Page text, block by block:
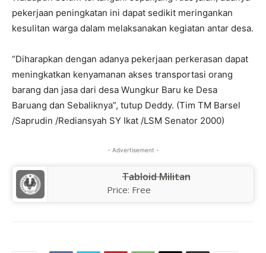
pekerjaan peningkatan ini dapat sedikit meringankan
kesulitan warga dalam melaksanakan kegiatan antar desa.
“Diharapkan dengan adanya pekerjaan perkerasan dapat
meningkatkan kenyamanan akses transportasi orang
barang dan jasa dari desa Wungkur Baru ke Desa
Baruang dan Sebaliknya”, tutup Deddy. (Tim TM Barsel
/Saprudin /Rediansyah SY Ikat /LSM Senator 2000)
- Advertisement -
Tabloid Militan
Price: Free